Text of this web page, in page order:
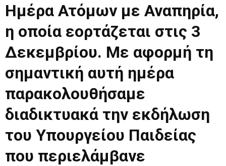
Ημέρα Ατόμων με Αναπηρία,
η οποία εορτάζεται στις 3
Δεκεμβρίου. Με αφορμή τη
σημαντική αυτή ημέρα
παρακολουθήσαμε
διαδικτυακά την εκδήλωση
του Υπουργείου Παιδείας
που περιελάμβανε